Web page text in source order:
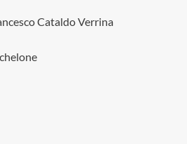
Cataldo Verrina